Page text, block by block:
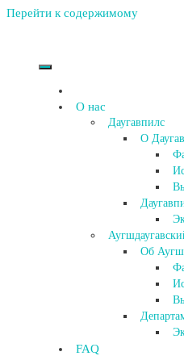
Перейти к содержимому
О нас
Даугавпилс
О
Об
FAQ